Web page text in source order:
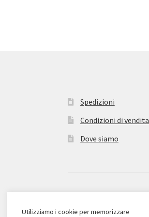
Spedizioni
Condizioni di vendita
Dove siamo
Eurodolce Zanieri s.r.l.
Utilizziamo i cookie per memorizzare